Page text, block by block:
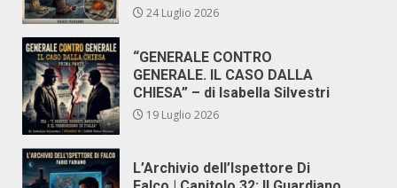
24 Luglio 2026
“GENERALE CONTRO
GENERALE. IL CASO DALLA
CHIESA” – di Isabella Silvestri
19 Luglio 2026
L’Archivio dell’Ispettore Di